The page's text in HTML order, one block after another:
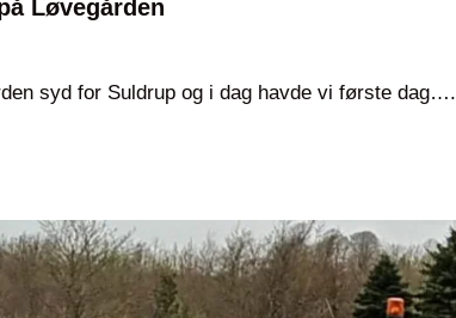
Løvegården
syd for Suldrup og i dag havde vi første dag….